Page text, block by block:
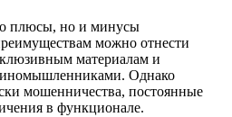
плюсы, но и минусы
можно отнести
материалам и
Однако
мошенничества, постоянные
в функционале.